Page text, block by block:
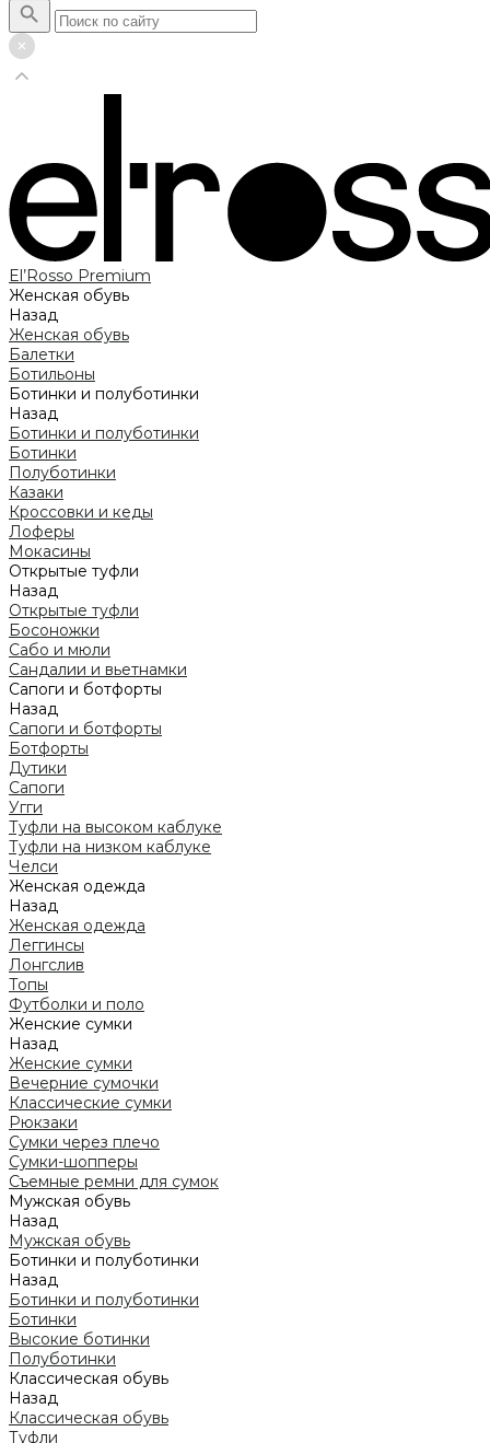
El’Rosso Premium
Женская обувь
Назад
Женская обувь
Балетки
Ботильоны
Ботинки и полуботинки
Назад
Ботинки и полуботинки
Ботинки
Полуботинки
Казаки
Кроссовки и кеды
Лоферы
Мокасины
Открытые туфли
Назад
Открытые туфли
Босоножки
Сабо и мюли
Сандалии и вьетнамки
Сапоги и ботфорты
Назад
Сапоги и ботфорты
Ботфорты
Дутики
Сапоги
Угги
Туфли на высоком каблуке
Туфли на низком каблуке
Челси
Женская одежда
Назад
Женская одежда
Леггинсы
Лонгслив
Топы
Футболки и поло
Женские сумки
Назад
Женские сумки
Вечерние сумочки
Классические сумки
Рюкзаки
Сумки через плечо
Сумки-шопперы
Съемные ремни для сумок
Мужская обувь
Назад
Мужская обувь
Ботинки и полуботинки
Назад
Ботинки и полуботинки
Ботинки
Высокие ботинки
Полуботинки
Классическая обувь
Назад
Классическая обувь
Туфли